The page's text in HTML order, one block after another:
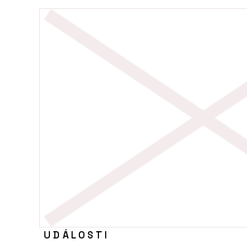
UDÁLOSTI